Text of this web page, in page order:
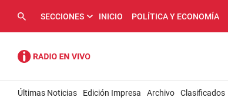
SECCIONES INICIO POLÍTICA Y ECONOMÍA
Últimas Noticias Edición Impresa Archivo Clasificados